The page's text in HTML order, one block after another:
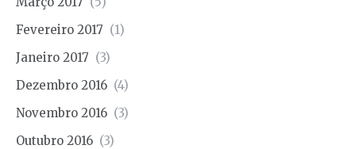
Fevereiro 2017 (1)
Janeiro 2017 (3)
Dezembro 2016 (4)
Novembro 2016 (3)
Outubro 2016 (3)